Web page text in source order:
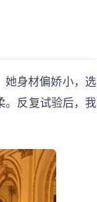
她身材偏娇小，选
。反复试验后，我